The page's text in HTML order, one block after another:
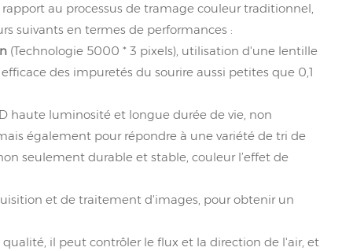
au processus de tramage couleur traditionnel,
suivants en termes de performances :
(Technologie 5000 * 3 pixels), utilisation d'une lentille
des impuretés du sourire aussi petites que 0,1
haute luminosité et longue durée de vie, non
également pour répondre à une variété de tri de
seulement durable et stable, couleur l’effet de
et de traitement d'images, pour obtenir un
il peut contrôler le flux et la direction de l'air, et